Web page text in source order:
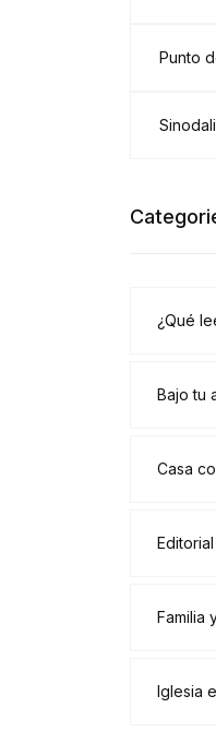
Punto
¿Qué
Bajo tu
Casa
Editorial
Familia
Iglesia